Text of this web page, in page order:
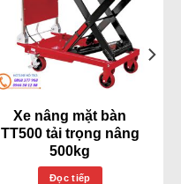
Xe nâng mặt bàn
TT500 tải trọng nâng
500kg
Đọc tiếp